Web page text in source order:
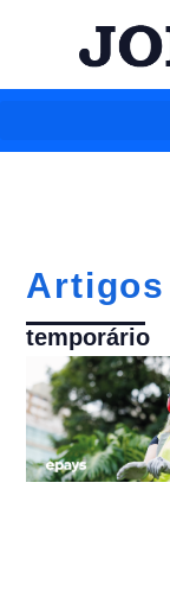
Artigos
temporário